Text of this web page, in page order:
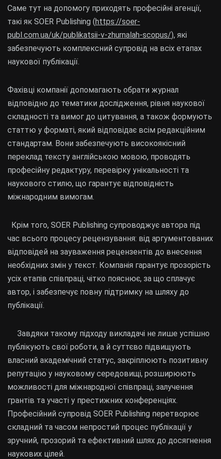
Саме тут на допомогу приходять професійні агенції,
такі як SOER Publishing (https://soer-
publ.com.ua/uk/publikatsii-v-zhurnalah-scopus/), які
забезпечують комплексний супровід на всіх етапах
наукової публікації.
Фахівці компанії допомагають обрати журнал
відповідно до тематики дослідження, рівня наукової
складності та вимог до цитування, а також формують
статтю у форматі, який відповідає всім редакційним
стандартам. Вони забезпечують високоякісний
переклад тексту англійською мовою, проводять
професійну редактуру, перевірку унікальності та
наукового стилю, що гарантує відповідність
міжнародним вимогам.
Крім того, SOER Publishing супроводжує автора під
час всього процесу рецензування: від аргументованих
відповідей на зауваження рецензентів до внесення
необхідних змін у текст. Компанія гарантує прозорість
усіх етапів співпраці, чітко пояснює, за що сплачує
автор, і забезпечує повну підтримку на шляху до
публікації.
Завдяки такому підходу викладачі не лише успішно
публікують свої роботи, а й суттєво підвищують
власний академічний статус, закріплюють позитивну
репутацію у науковому середовищі, розширюють
можливості для міжнародної співпраці, залучення
грантів та участі у престижних конференціях.
Професійний супровід SOER Publishing перетворює
складний та часом непростий процес публікації у
зручний, прозорий та ефективний шлях до досягнення
наукових цілей.